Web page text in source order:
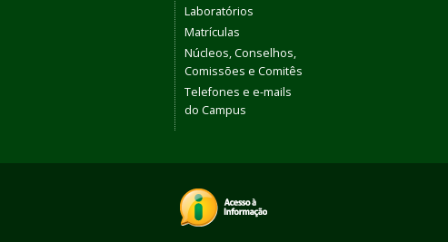
Laboratórios
Matrículas
Núcleos, Conselhos,
Comissões e Comitês
Telefones e e-mails
do Campus